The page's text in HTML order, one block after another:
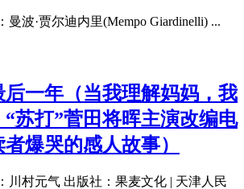
曼波·贾尔迪内里(Mempo Giardinelli) ...
一年（当我理解妈妈，我
苏打”菅田将晖主演改编电
爆哭的感人故事）
川村元气 出版社：果麦文化 | 天津人民